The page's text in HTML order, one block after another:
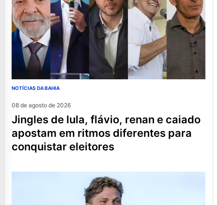
NOTÍCIAS DA BAHIA
08 de agosto de 2026
jingles de lula, flávio, renan e caiado
apostam em ritmos diferentes para
conquistar eleitores